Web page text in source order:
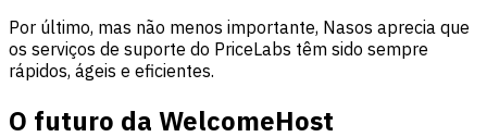
Por último, mas não menos importante, Nasos aprecia que
os serviços de suporte do PriceLabs têm sido sempre
rápidos, ágeis e eficientes.
O futuro da WelcomeHost